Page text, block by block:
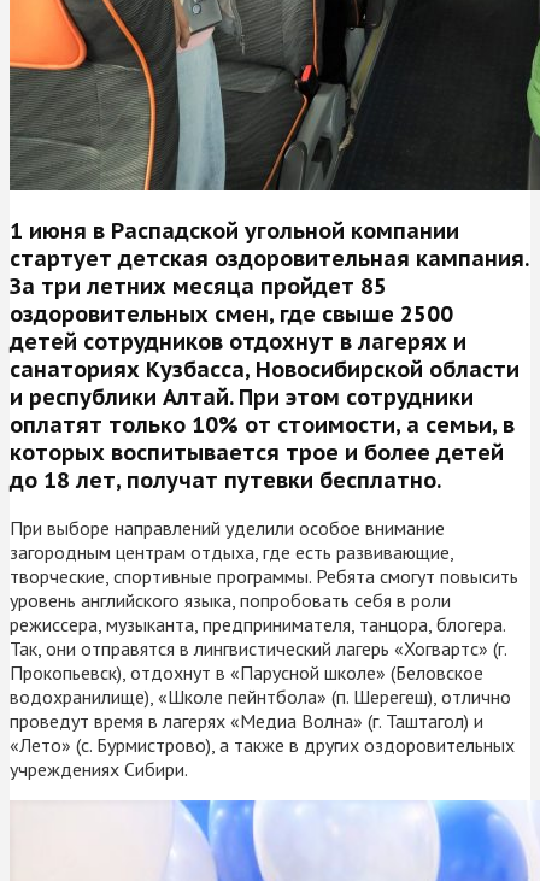
1 июня в Распадской угольной компании
стартует детская оздоровительная кампания.
За три летних месяца пройдет 85
оздоровительных смен, где свыше 2500
детей сотрудников отдохнут в лагерях и
санаториях Кузбасса, Новосибирской области
и республики Алтай. При этом сотрудники
оплатят только 10% от стоимости, а семьи, в
которых воспитывается трое и более детей
до 18 лет, получат путевки бесплатно.
При выборе направлений уделили особое внимание
загородным центрам отдыха, где есть развивающие,
творческие, спортивные программы. Ребята смогут повысить
уровень английского языка, попробовать себя в роли
режиссера, музыканта, предпринимателя, танцора, блогера.
Так, они отправятся в лингвистический лагерь «Хогвартс» (г.
Прокопьевск), отдохнут в «Парусной школе» (Беловское
водохранилище), «Школе пейнтбола» (п. Шерегеш), отлично
проведут время в лагерях «Медиа Волна» (г. Таштагол) и
«Лето» (с. Бурмистрово), а также в других оздоровительных
учреждениях Сибири.